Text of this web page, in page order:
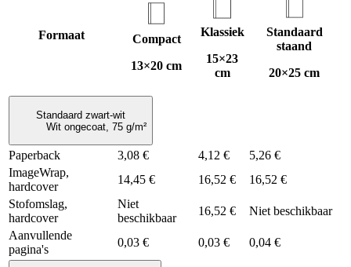
Formaat
Compact
13×20 cm
Klassiek
15×23
cm
Standaard
staand
20×25 cm
Standaard zwart-wit
Wit ongecoat, 75 g/m²
Paperback 3,08 € 4,12 €
5,26 €
ImageWrap,
hardcover
14,45 € 16,52 €
16,52 €
Stofomslag,
hardcover
Niet
beschikbaar
16,52 €
Niet beschikbaar
Aanvullende
pagina's
0,03 € 0,03 € 0,04 €